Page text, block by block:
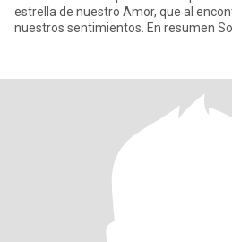
estrella de nuestro Amor, que al encontrarnos disfrutaremos de